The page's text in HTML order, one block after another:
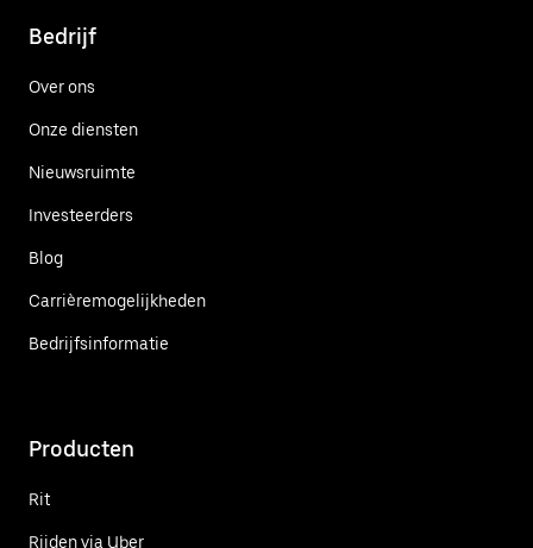
Bedrijf
Over ons
Onze diensten
Nieuwsruimte
Investeerders
Blog
Carrièremogelijkheden
Bedrijfsinformatie
Producten
Rit
Rijden via Uber